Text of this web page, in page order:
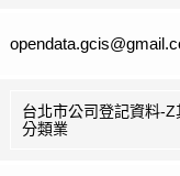
台北市公司登記資料-Z
分類業